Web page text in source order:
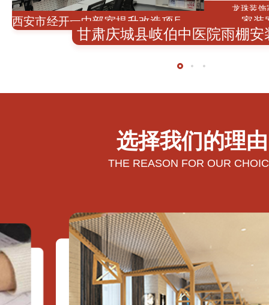
龙珠装饰校园文化建设篇
甘肃庆城县岐伯中医院雨棚安
家装
龙珠装
选择我们的理由
THE REASON FOR OUR